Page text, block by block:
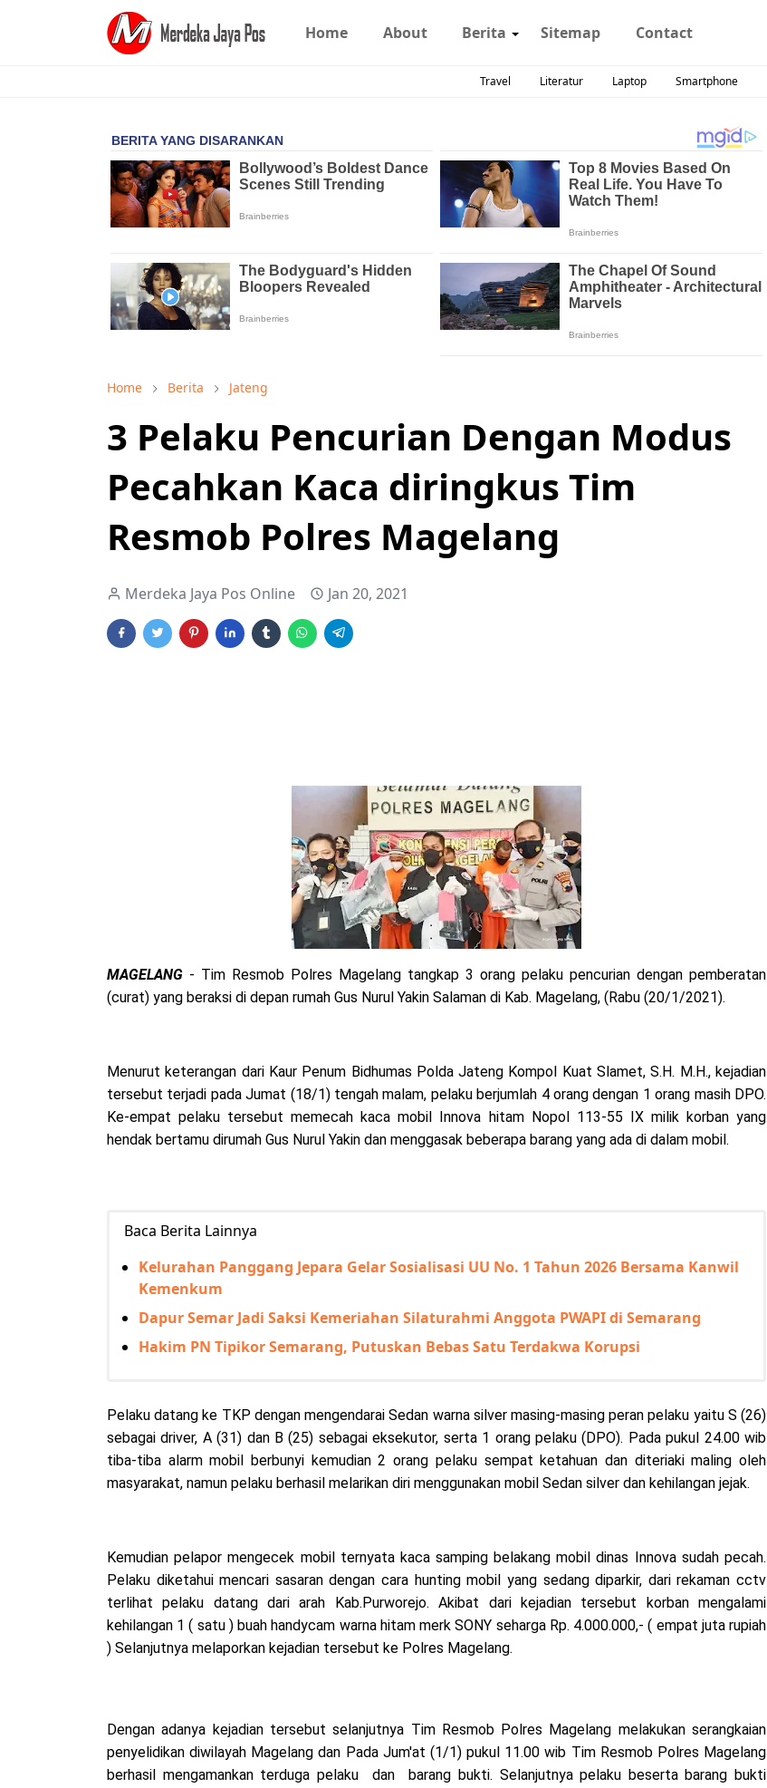
Home About Berita Sitemap Contact
Travel Literatur Laptop Smartphone
Home Berita Jateng
3 Pelaku Pencurian Dengan Modus
Pecahkan Kaca diringkus Tim
Resmob Polres Magelang
Merdeka Jaya Pos Online Jan 20, 2021
MAGELANG - Tim Resmob Polres Magelang tangkap 3 orang pelaku pencurian dengan pemberatan
(curat) yang beraksi di depan rumah Gus Nurul Yakin Salaman di Kab. Magelang, (Rabu (20/1/2021).
Menurut keterangan dari Kaur Penum Bidhumas Polda Jateng Kompol Kuat Slamet, S.H. M.H., kejadian
tersebut terjadi pada Jumat (18/1) tengah malam, pelaku berjumlah 4 orang dengan 1 orang masih DPO.
Ke-empat pelaku tersebut memecah kaca mobil Innova hitam Nopol 113-55 IX milik korban yang
hendak bertamu dirumah Gus Nurul Yakin dan menggasak beberapa barang yang ada di dalam mobil.
Baca Berita Lainnya
Kelurahan Panggang Jepara Gelar Sosialisasi UU No. 1 Tahun 2026 Bersama Kanwil
Kemenkum
Dapur Semar Jadi Saksi Kemeriahan Silaturahmi Anggota PWAPI di Semarang
Hakim PN Tipikor Semarang, Putuskan Bebas Satu Terdakwa Korupsi
Pelaku datang ke TKP dengan mengendarai Sedan warna silver masing-masing peran pelaku yaitu S (26)
sebagai driver, A (31) dan B (25) sebagai eksekutor, serta 1 orang pelaku (DPO). Pada pukul 24.00 wib
tiba-tiba alarm mobil berbunyi kemudian 2 orang pelaku sempat ketahuan dan diteriaki maling oleh
masyarakat, namun pelaku berhasil melarikan diri menggunakan mobil Sedan silver dan kehilangan jejak.
Kemudian pelapor mengecek mobil ternyata kaca samping belakang mobil dinas Innova sudah pecah.
Pelaku diketahui mencari sasaran dengan cara hunting mobil yang sedang diparkir, dari rekaman cctv
terlihat pelaku datang dari arah Kab.Purworejo. Akibat dari kejadian tersebut korban mengalami
kehilangan 1 ( satu ) buah handycam warna hitam merk SONY seharga Rp. 4.000.000,- ( empat juta rupiah
) Selanjutnya melaporkan kejadian tersebut ke Polres Magelang.
Dengan adanya kejadian tersebut selanjutnya Tim Resmob Polres Magelang melakukan serangkaian
penyelidikan diwilayah Magelang dan Pada Jum'at (1/1) pukul 11.00 wib Tim Resmob Polres Magelang
berhasil mengamankan terduga pelaku dan barang bukti. Selanjutnya pelaku beserta barang bukti